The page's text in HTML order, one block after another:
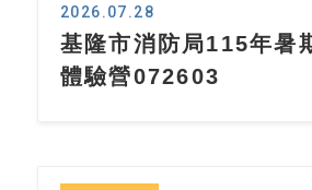
2026.07.28
基隆市消防局115年暑
體驗營072603